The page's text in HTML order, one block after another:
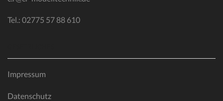
Tel.: 02775 57 88 610
Impressum
Datenschutz